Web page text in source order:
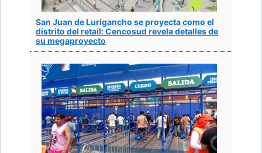
San Juan de Lurigancho se proyecta como el
distrito del retail: Cencosud revela detalles de
su megaproyecto